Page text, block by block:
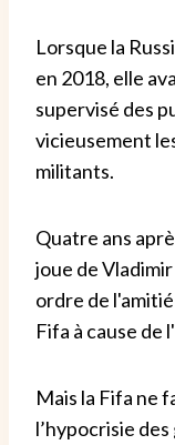
Lorsque la
en 2018, elle
supervisé des
vicieusement
militants.
Quatre ans
joue de
ordre de l'amitié
Fifa à cause de
Mais la Fifa ne
l’hypocrisie